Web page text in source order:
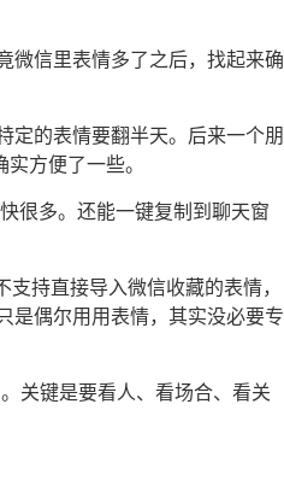
微信里表情多了之后，找起来确
定的表情要翻半天。后来一个朋
方便了一些。
很多。还能一键复制到聊天窗
持直接导入微信收藏的表情，
是偶尔用用表情，其实没必要专
关键是要看人、看场合、看关